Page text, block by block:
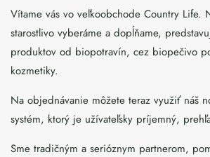
Vítame vás vo veľkoobchode Country Life.
starostlivo vyberáme a dopĺňame,
produktov od biopotravín, cez biopečivo
kozmetiky.
Na objednávanie môžete teraz využiť náš
systém, ktorý je užívateľsky príjemný,
Sme tradičným a serióznym partnerom,